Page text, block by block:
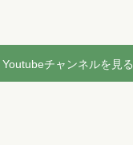
Youtubeチャンネルを見る